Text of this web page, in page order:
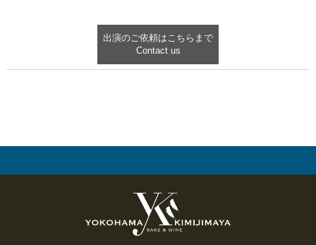
出演のご依頼はこちらまで
Contact us